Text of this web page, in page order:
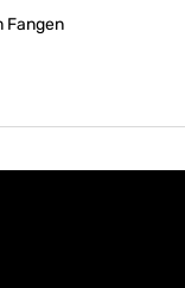
Fangen